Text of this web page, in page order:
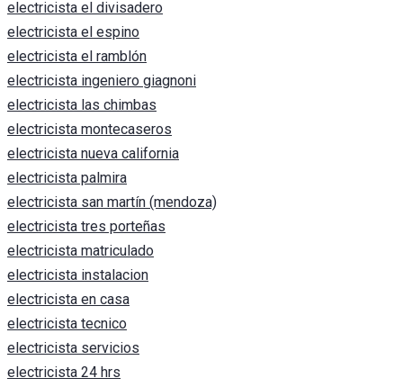
electricista el divisadero
electricista el espino
electricista el ramblón
electricista ingeniero giagnoni
electricista las chimbas
electricista montecaseros
electricista nueva california
electricista palmira
electricista san martín (mendoza)
electricista tres porteñas
electricista matriculado
electricista instalacion
electricista en casa
electricista tecnico
electricista servicios
electricista 24 hrs